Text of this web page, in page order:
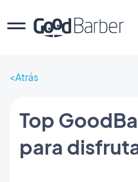
Atrás
Top
para